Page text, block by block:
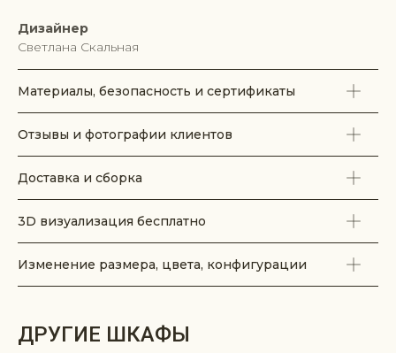
Дизайнер
Светлана Скальная
Материалы, безопасность и сертификаты
Отзывы и фотографии клиентов
Доставка и сборка
3D визуализация бесплатно
Изменение размера, цвета, конфигурации
ДРУГИЕ ШКАФЫ